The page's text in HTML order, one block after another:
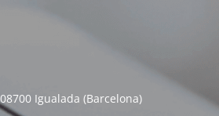
Igualada (Barcelona)